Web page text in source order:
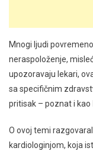
Mnogi ljudi
neraspoloženje,
upozoravaju lekari,
sa specifičnim
pritisak – poznat i kao
O ovoj temi
kardiologinjom, koja